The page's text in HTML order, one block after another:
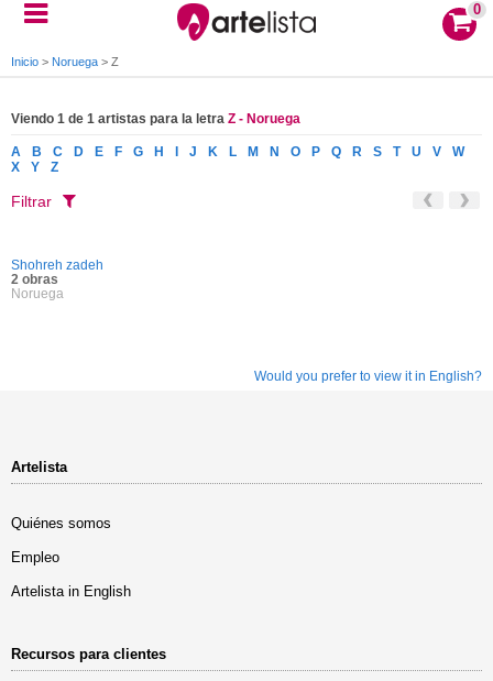
0
Inicio > Noruega > Z
Viendo 1 de 1 artistas para la letra Z - Noruega
A B C D E F G H J K L M N O P Q R S T U V
W
X
Y Z
Filtrar
Shohreh zadeh
2 obras
Noruega
Would you prefer to view it in English?
Artelista
Quiénes somos
Empleo
Artelista in English
Recursos para clientes